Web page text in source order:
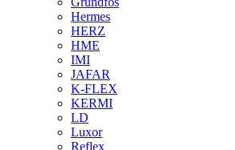
Hermes
HERZ
HME
IMI
JAFAR
K-FLEX
KERMI
LD
Luxor
Reflex